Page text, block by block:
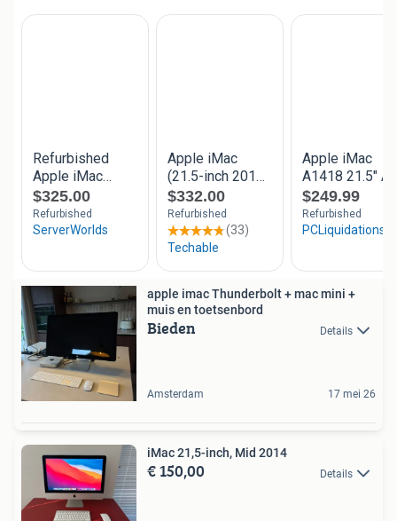
apple imac Thunderbolt + mac mini +
muis en toetsenbord
Bieden Details
Amsterdam 17 mei 26
iMac 21,5-inch, Mid 2014
€ 150,00 Details